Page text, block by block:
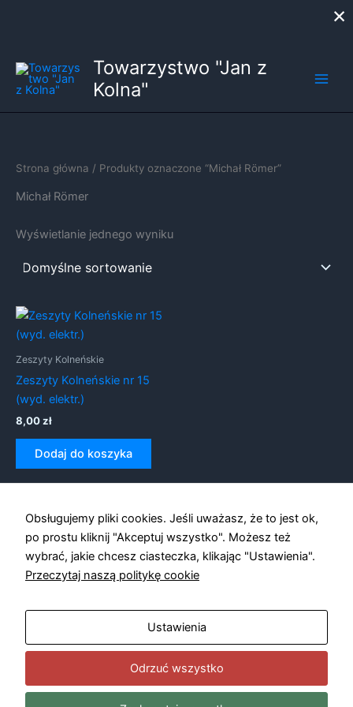
treści
Towarzystwo "Jan z
Kolna"
Strona główna / Produkty oznaczone “Michał Römer”
Michał Römer
Wyświetlanie jednego wyniku
Zeszyty Kolneńskie
Zeszyty Kolneńskie nr 15
(wyd. elektr.)
8,00zł
Dodaj do koszyka
×
Obsługujemy pliki cookies. Jeśli uważasz, że to jest ok,
po prostu kliknij "Akceptuj wszystko". Możesz też
wybrać, jakie chcesz ciasteczka, klikając "Ustawienia".
Przeczytaj naszą politykę cookie
Ustawienia
Odrzuć wszystko
do
funkcjonowania
strony
internetowej.
Statystyka
Abyśmy mogli
poprawić
i strukturę
strony